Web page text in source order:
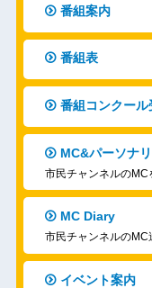
番組案内
番組表
番組コンクール
MC&パーソナ
市民チャンネルのMC
MC Diary
市民チャンネルのMC
イベント案内